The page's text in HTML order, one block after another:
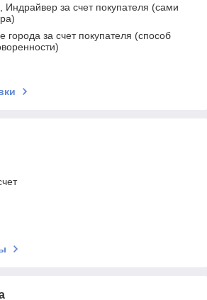
Индрайвер за счет покупателя (сами
города за счет покупателя (способ